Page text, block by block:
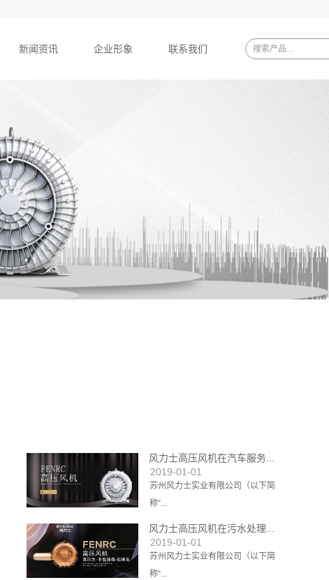
新闻资讯 企业形象 联系我们
风力士高压风机在汽车服务...
2019-01-01
苏州风力士实业有限公司（以下简
称“...
风力士高压风机在污水处理...
2019-01-01
苏州风力士实业有限公司（以下简
称“...